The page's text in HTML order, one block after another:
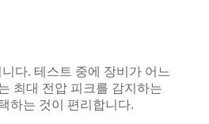
다. 테스트 중에 장비가 어느
최대 전압 피크를 감지하는
하는 것이 편리합니다.